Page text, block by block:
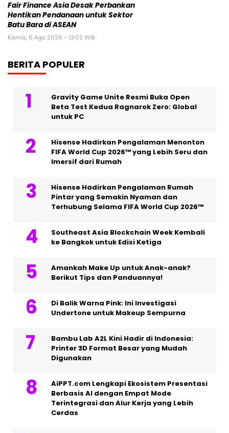
Fair Finance Asia Desak Perbankan
Hentikan Pendanaan untuk Sektor
Batu Bara di ASEAN
Kamis, 6 Agu 2026 - 13:02 WIB
BERITA POPULER
Gravity Game Unite Resmi Buka Open
Beta Test Kedua Ragnarok Zero: Global
untuk PC
Hisense Hadirkan Pengalaman Menonton
FIFA World Cup 2026™ yang Lebih Seru dan
Imersif dari Rumah
Hisense Hadirkan Pengalaman Rumah
Pintar yang Semakin Nyaman dan
Terhubung Selama FIFA World Cup 2026™
Southeast Asia Blockchain Week Kembali
ke Bangkok untuk Edisi Ketiga
Amankah Make Up untuk Anak-anak?
Berikut Tips dan Panduannya!
Di Balik Warna Pink: Ini Investigasi
Undertone untuk Makeup Sempurna
Bambu Lab A2L Kini Hadir di Indonesia:
Printer 3D Format Besar yang Mudah
Digunakan
AiPPT.com Lengkapi Ekosistem Presentasi
Berbasis AI dengan Empat Mode
Terintegrasi dan Alur Kerja yang Lebih
Cerdas